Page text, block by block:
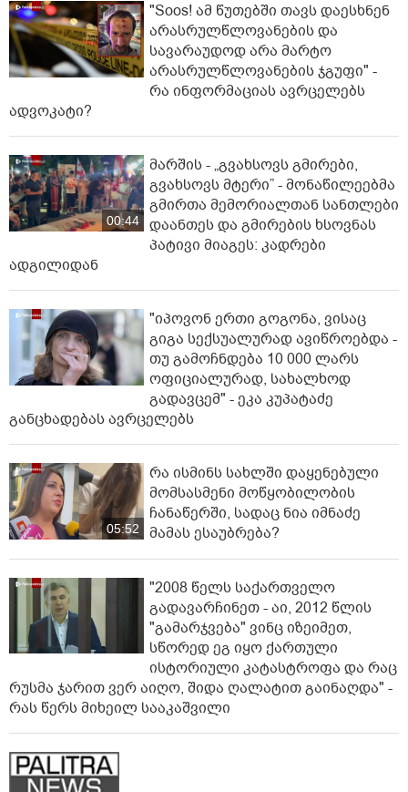
"Soos! ამ წუთებში თავს დაესხნენ
არასრულწლოვანების და
სავარაუდოდ არა მარტო
არასრულწლოვანების ჯგუფი" -
რა ინფორმაციას ავრცელებს
ადვოკატი?
00:44
მარშის - „გვახსოვს გმირები,
გვახსოვს მტერი” - მონაწილეებმა
გმირთა მემორიალთან სანთლები
დაანთეს და გმირების ხსოვნას
პატივი მიაგეს: კადრები
ადგილიდან
"იპოვონ ერთი გოგონა, ვისაც
გიგა სექსუალურად ავიწროებდა -
თუ გამოჩნდება 10 000 ლარს
ოფიციალურად, სახალხოდ
გადავცემ" - ეკა კუპატაძე
განცხადებას ავრცელებს
05:52
რა ისმინს სახლში დაყენებული
მომსასმენი მოწყობილობის
ჩანაწერში, სადაც ნია იმნაძე
მამას ესაუბრება?
"2008 წელს საქართველო
გადავარჩინეთ - აი, 2012 წლის
"გამარჯვება" ვინც იზეიმეთ,
სწორედ ეგ იყო ქართული
ისტორიული კატასტროფა და რაც
რუსმა ჯარით ვერ აიღო, შიდა ღალატით გაინაღდა" -
რას წერს მიხეილ სააკაშვილი